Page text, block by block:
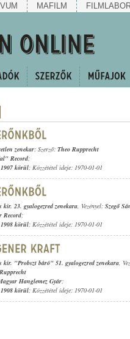
MAFILM
zenekar; Szerző: Theo Rupprecht
Record;
1907 körül; Közzététel ideje: 1970-01-01
kir. 23. gyalogezred zenekara, Vezényel: Szegő
Record;
1908 körül; Közzététel ideje: 1970-01-01
kir. "Probszt báró" 51. gyalogezred zenekara,
Hanglemez Gyár;
1908 körül; Közzététel ideje: 1970-01-01